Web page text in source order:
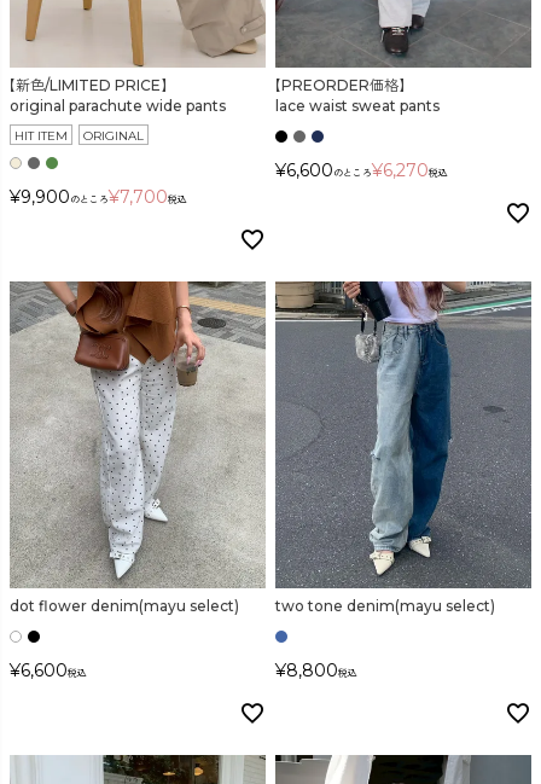
【新色/LIMITED PRICE】
original parachute wide pants
HIT ITEM ORIGINAL
¥9,900 のところ¥7,700税込
【PREORDER価格】
lace waist sweat pants
¥6,600 のところ¥6,270税込
dot flower denim(mayu select)
¥6,600税込
two tone denim(mayu select)
¥8,800税込